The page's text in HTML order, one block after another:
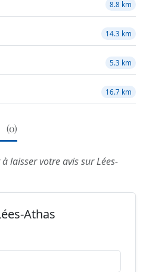
8.8 km
14.3 km
5.3 km
16.7 km
(0)
laisser votre avis sur Lées-
Athas